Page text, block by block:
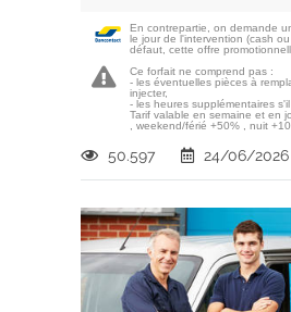
En contrepartie, on demande
le jour de l'intervention (cash
défaut, cette offre
Ce forfait ne comprend pas :
- les éventuelles pièces à
injecter,
- les heures supplémentaires s'il
Tarif valable en semaine et en
, weekend/férié +50% , nuit
50.597 24/06/2026